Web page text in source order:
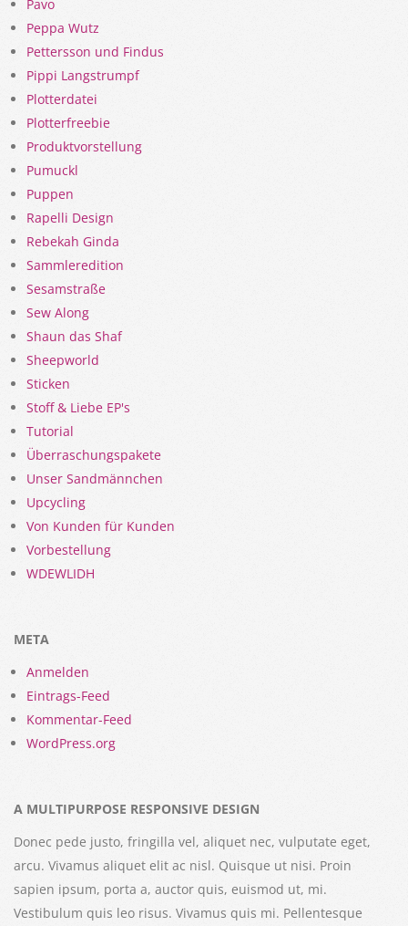
Pavo
Peppa Wutz
Pettersson und Findus
Pippi Langstrumpf
Plotterdatei
Plotterfreebie
Produktvorstellung
Pumuckl
Puppen
Rapelli Design
Rebekah Ginda
Sammleredition
Sesamstraße
Sew Along
Shaun das Shaf
Sheepworld
Sticken
Stoff & Liebe EP's
Tutorial
Überraschungspakete
Unser Sandmännchen
Upcycling
Von Kunden für Kunden
Vorbestellung
WDEWLIDH
META
Anmelden
Eintrags-Feed
Kommentar-Feed
WordPress.org
A MULTIPURPOSE RESPONSIVE DESIGN
Donec pede justo, fringilla vel, aliquet nec, vulputate eget,
arcu. Vivamus aliquet elit ac nisl. Quisque ut nisi. Proin
sapien ipsum, porta a, auctor quis, euismod ut, mi.
Vestibulum quis leo risus. Vivamus quis mi. Pellentesque